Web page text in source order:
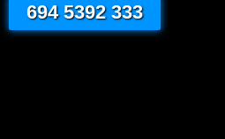
694 5392 333